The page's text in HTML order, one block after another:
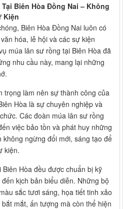
Biên Hòa Đồng Nai – Không
Kiện
Biên Hòa Đồng Nai luôn có
hóa, lễ hội và các sự kiện
múa lân sư rồng tại Biên Hòa đã
nhu cầu này, mang lại những
trọng làm nên sự thành công của
Hòa là sự chuyên nghiệp và
Các đoàn múa lân sư rồng
việc bảo tồn và phát huy những
không ngừng đổi mới, sáng tạo để
kiện.
Hòa đều được chuẩn bị kỹ
kịch bản biểu diễn. Những bộ
sắc tươi sáng, họa tiết tinh xảo
mắt, ấn tượng mà còn thể hiện